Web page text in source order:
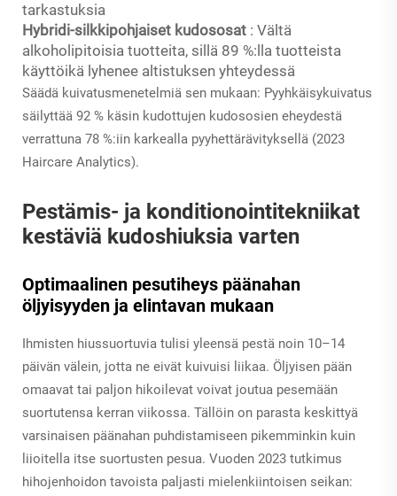
tarkastuksia
Hybridi-silkkipohjaiset kudososat : Vältä
alkoholipitoisia tuotteita, sillä 89 %:lla tuotteista
käyttöikä lyhenee altistuksen yhteydessä
Säädä kuivatusmenetelmiä sen mukaan: Pyyhkäisykuivatus
säilyttää 92 % käsin kudottujen kudososien eheydestä
verrattuna 78 %:iin karkealla pyyhettärävityksellä (2023
Haircare Analytics).
Pestämis- ja konditionointitekniikat
kestäviä kudoshiuksia varten
Optimaalinen pesutiheys päänahan
öljyisyyden ja elintavan mukaan
Ihmisten hiussuortuvia tulisi yleensä pestä noin 10–14
päivän välein, jotta ne eivät kuivuisi liikaa. Öljyisen pään
omaavat tai paljon hikoilevat voivat joutua pesemään
suortutensa kerran viikossa. Tällöin on parasta keskittyä
varsinaisen päänahan puhdistamiseen pikemminkin kuin
liioitella itse suortusten pesua. Vuoden 2023 tutkimus
hihojenhoidon tavoista paljasti mielenkiintoisen seikan: